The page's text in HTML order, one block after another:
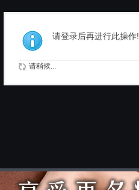
请登录后再进行此操作!
请稍候...